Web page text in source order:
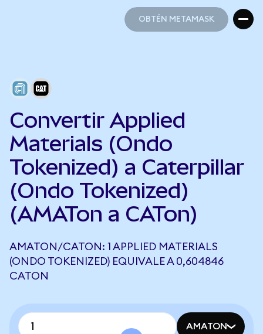
OBTÉN METAMASK
Convertir Applied
Materials (Ondo
Tokenized) a Caterpillar
(Ondo Tokenized)
(AMATon a CATon)
AMATON/CATON: 1 APPLIED MATERIALS
(ONDO TOKENIZED) EQUIVALE A 0,604846
CATON
AMATON